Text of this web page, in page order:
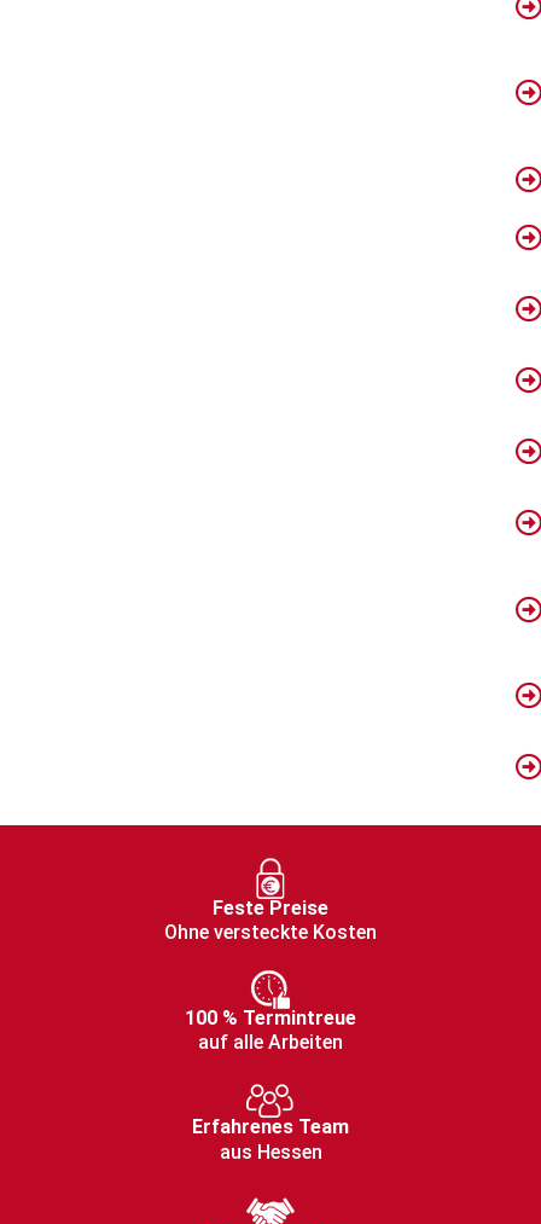
Feste Preise
Ohne versteckte Kosten
100 % Termintreue
auf alle Arbeiten
Erfahrenes Team
aus Hessen